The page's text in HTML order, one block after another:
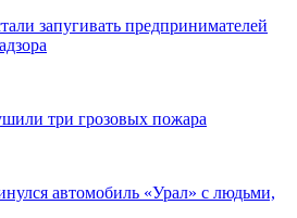
запугивать предпринимателей
три грозовых пожара
автомобиль «Урал» с людьми,